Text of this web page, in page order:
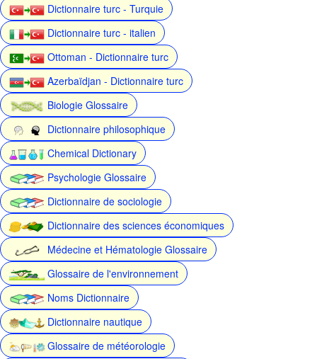
Dictionnaire turc - Turquie
Dictionnaire turc - italien
Ottoman - Dictionnaire turc
Azerbaïdjan - Dictionnaire turc
Biologie Glossaire
Dictionnaire philosophique
Chemical Dictionary
Psychologie Glossaire
Dictionnaire de sociologie
Dictionnaire des sciences économiques
Médecine et Hématologie Glossaire
Glossaire de l'environnement
Noms Dictionnaire
Dictionnaire nautique
Glossaire de météorologie